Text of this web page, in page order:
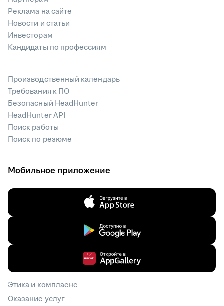
Реклама на сайте
Новости и статьи
Инвесторам
Кандидаты по профессиям
Производственный календарь
Требования к ПО
Безопасный HeadHunter
HeadHunter API
Поиск работы
Поиск по резюме
Мобильное приложение
Этика и комплаенс
Оказание услуг